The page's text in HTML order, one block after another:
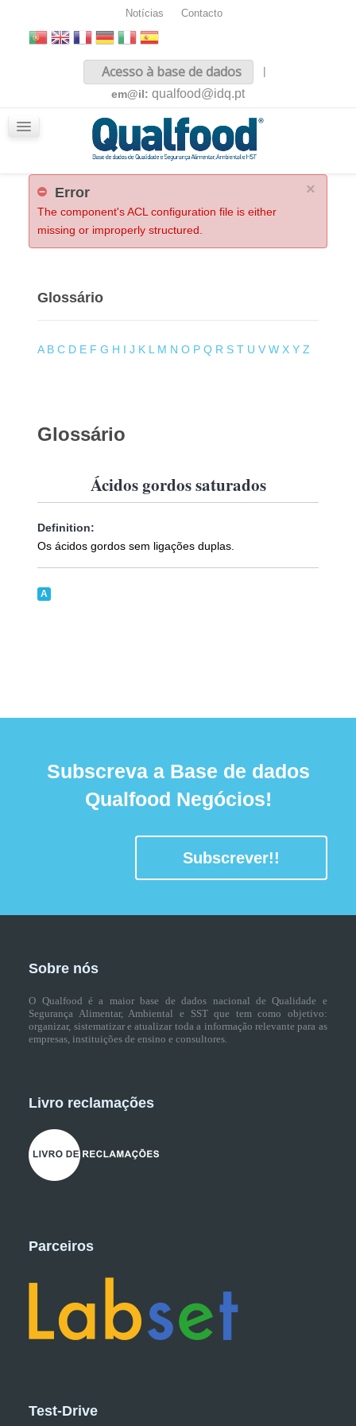
Notícias Contacto
Acesso à base de dados
|
em@il: qualfood@idq.pt
×
Error
The component's ACL configuration file is either
missing or improperly structured.
Glossário
A B C D E F G H I J K L M N O P Q R S T U V W X Y Z
Glossário
Ácidos gordos saturados
Definition:
Os ácidos gordos sem ligações duplas.
A
Subscreva a Base de dados
Qualfood Negócios!
Subscrever!!
Sobre nós
O Qualfood é a maior base de dados nacional de Qualidade e
Segurança Alimentar, Ambiental e SST que tem como objetivo:
organizar, sistematizar e atualizar toda a informação relevante para as
empresas, instituições de ensino e consultores.
Livro reclamações
Parceiros
Test-Drive